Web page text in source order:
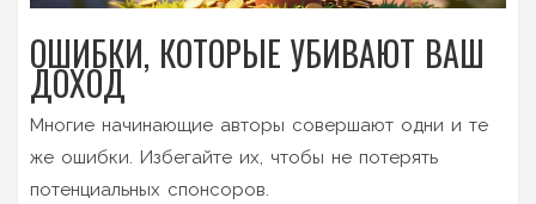
ОШИБКИ, КОТОРЫЕ УБИВАЮТ ВАШ
ДОХОД
Многие начинающие авторы совершают одни и те
же ошибки. Избегайте их, чтобы не потерять
потенциальных спонсоров.